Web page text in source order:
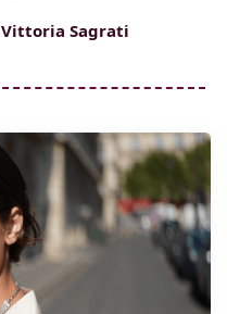
Vittoria Sagrati